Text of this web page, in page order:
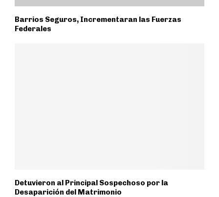
Barrios Seguros, Incrementaran las Fuerzas
Federales
Detuvieron al Principal Sospechoso por la
Desaparición del Matrimonio